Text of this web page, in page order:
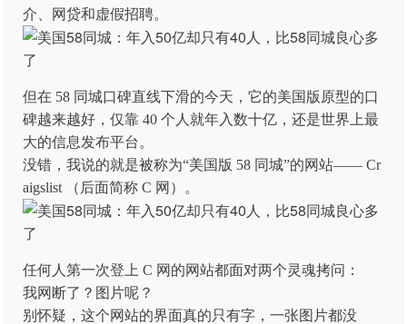
介、网贷和虚假招聘。
但在 58 同城口碑直线下滑的今天，它的美国版原型的口
碑越来越好，仅靠 40 个人就年入数十亿，还是世界上最
大的信息发布平台。
没错，我说的就是被称为“美国版 58 同城”的网站—— Cr
aigslist （后面简称 C 网）。
任何人第一次登上 C 网的网站都面对两个灵魂拷问：
我网断了？图片呢？
别怀疑，这个网站的界面真的只有字，一张图片都没